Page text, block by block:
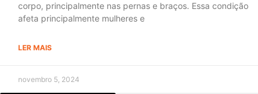
corpo, principalmente nas pernas e braços. Essa condição
afeta principalmente mulheres e
LER MAIS
novembro 5, 2024